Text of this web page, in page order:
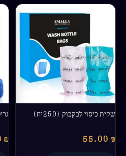
שקית כיסוי לבקבוק (250יח)
55.00 ₪
מספר
סוגים.
ניתן
לבחור
את
בעמוד
המוצר
₪